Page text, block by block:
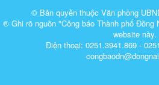
© Bản quyền thuộc Văn phòng
® Ghi rõ nguồn "Công báo Thành phố
website này.
Điện thoại: 0251.3941.869 -